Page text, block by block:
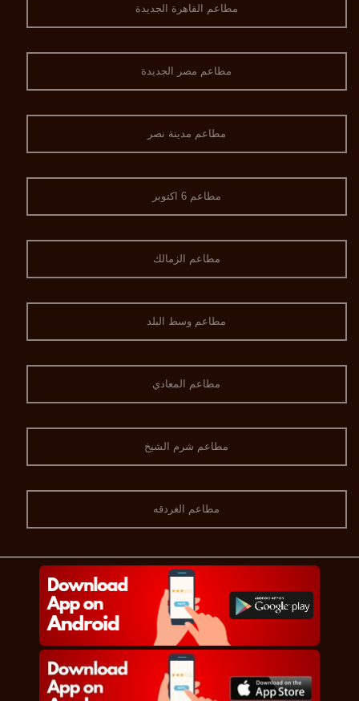
مطاعم القاهرة الجديدة
مطاعم مصر الجديدة
مطاعم مدينة نصر
مطاعم 6 اكتوبر
مطاعم الزمالك
مطاعم وسط البلد
مطاعم المعادي
مطاعم شرم الشيخ
مطاعم الغردقه